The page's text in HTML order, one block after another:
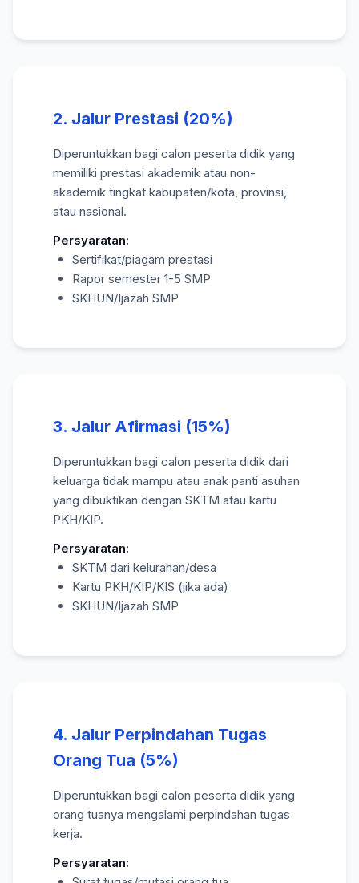
2. Jalur Prestasi (20%)
Diperuntukkan bagi calon peserta didik yang
memiliki prestasi akademik atau non-
akademik tingkat kabupaten/kota, provinsi,
atau nasional.
Persyaratan:
Sertifikat/piagam prestasi
Rapor semester 1-5 SMP
SKHUN/Ijazah SMP
3. Jalur Afirmasi (15%)
Diperuntukkan bagi calon peserta didik dari
keluarga tidak mampu atau anak panti asuhan
yang dibuktikan dengan SKTM atau kartu
PKH/KIP.
Persyaratan:
SKTM dari kelurahan/desa
Kartu PKH/KIP/KIS (jika ada)
SKHUN/Ijazah SMP
4. Jalur Perpindahan Tugas
Orang Tua (5%)
Diperuntukkan bagi calon peserta didik yang
orang tuanya mengalami perpindahan tugas
kerja.
Persyaratan: